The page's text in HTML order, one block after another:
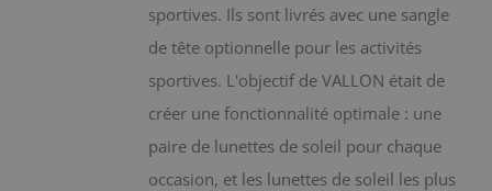
sportives. Ils sont livrés avec une sangle
de tête optionnelle pour les activités
sportives. L'objectif de VALLON était de
créer une fonctionnalité optimale : une
paire de lunettes de soleil pour chaque
occasion, et les lunettes de soleil les plus